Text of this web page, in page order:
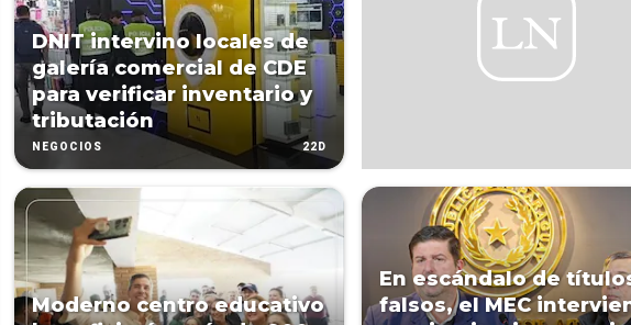
DNIT intervino locales de
galería comercial de CDE
para verificar inventario y
tributación
NEGOCIOS 22D
Moderno centro educativo
En escándalo de
falsos, el MEC